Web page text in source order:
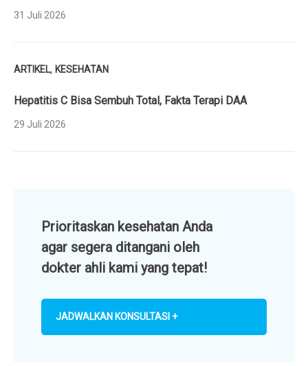
31 Juli 2026
ARTIKEL, KESEHATAN
Hepatitis C Bisa Sembuh Total, Fakta Terapi DAA
29 Juli 2026
Prioritaskan kesehatan Anda
agar segera ditangani oleh
dokter ahli kami yang tepat!
JADWALKAN KONSULTASI +